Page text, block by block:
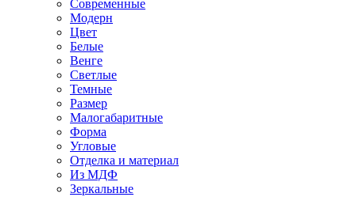
Современные
Модерн
Цвет
Белые
Венге
Светлые
Темные
Размер
Малогабаритные
Форма
Угловые
Отделка и материал
Из МДФ
Зеркальные